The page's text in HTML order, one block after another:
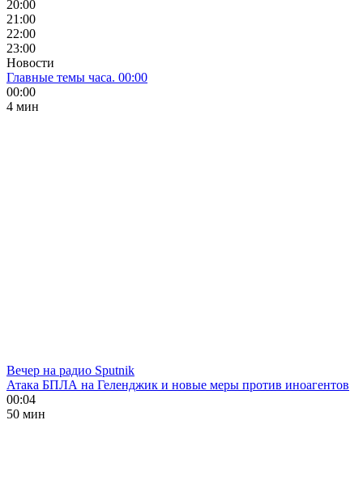
20:00
21:00
22:00
23:00
Новости
Главные темы часа. 00:00
00:00
4 мин
Вечер на радио Sputnik
Атака БПЛА на Геленджик и новые меры против иноагентов
00:04
50 мин